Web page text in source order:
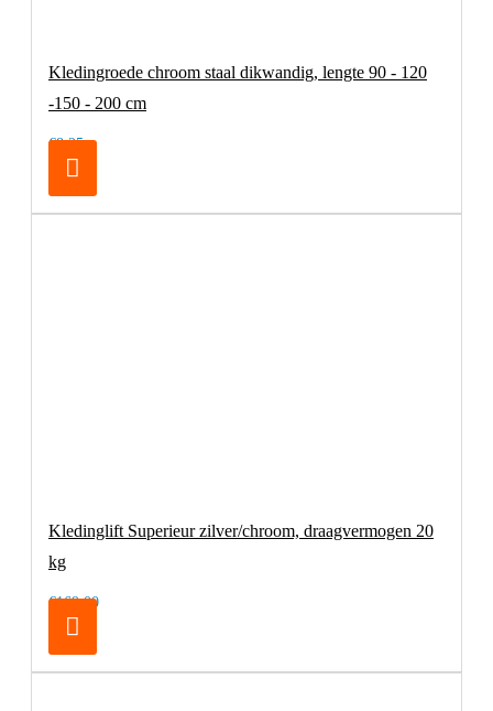
Kledingroede chroom staal dikwandig, lengte 90 - 120
-150 - 200 cm
€8,25
Kledinglift Superieur zilver/chroom, draagvermogen 20
kg
€169,00